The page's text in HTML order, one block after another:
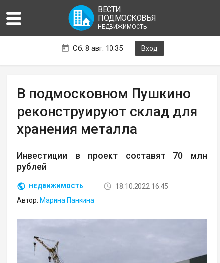
ВЕСТИ
ПОДМОСКОВЬЯ
НЕДВИЖИМОСТЬ
Сб. 8 авг. 10:35 Вход
В подмосковном Пушкино
реконструируют склад для
хранения металла
Инвестиции в проект составят 70 млн
рублей
НЕДВИЖИМОСТЬ
18.10.2022 16:45
Автор: Марина Панкина